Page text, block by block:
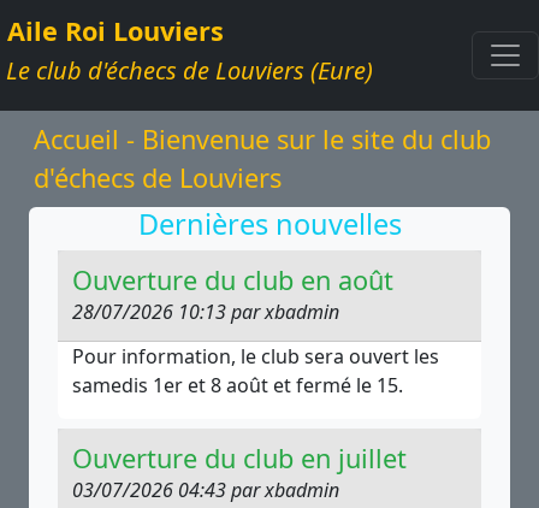
Aile Roi Louviers
Le club d'échecs de Louviers (Eure)
Accueil - Bienvenue sur le site du club
d'échecs de Louviers
Dernières nouvelles
Ouverture du club en août
28/07/2026 10:13 par xbadmin
Pour information, le club sera ouvert les
samedis 1er et 8 août et fermé le 15.
Ouverture du club en juillet
03/07/2026 04:43 par xbadmin